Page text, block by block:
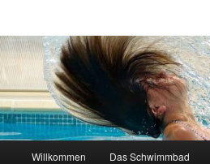
Willkommen Das Schwimmbad